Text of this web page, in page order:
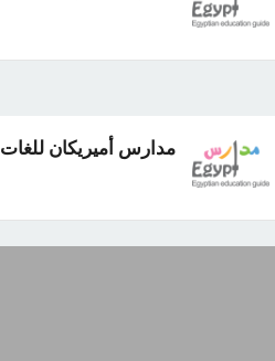
مدارس أميريكان للغات